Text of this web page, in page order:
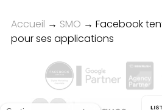
Accueil → SMO → Facebook
pour ses applications